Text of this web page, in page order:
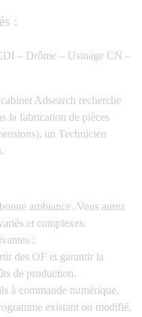
:
– Drôme – Usinage CN –
Adsearch recherche
la fabrication de pièces
un Technicien
ambiance. Vous aurez
et complexes.
:
des OF et garantir la
de production.
à commande numérique.
existant ou modifié.